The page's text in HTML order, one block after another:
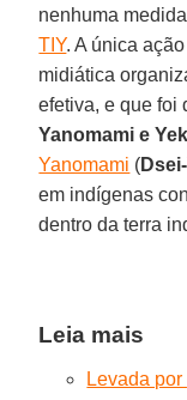
nenhuma
TIY. A única
midiática
efetiva, e que foi
Yanomami e
Yanomami (
em indígenas
dentro da terra
Leia mais
Levada